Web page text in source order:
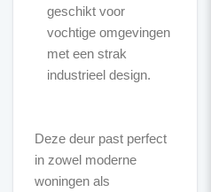
geschikt voor
vochtige omgevingen
met een strak
industrieel design.
Deze deur past perfect
in zowel moderne
woningen als